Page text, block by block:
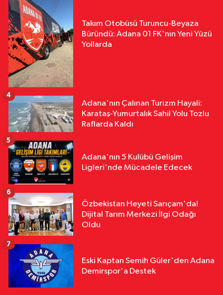
Takım Otobüsü Turuncu-Beyaza
Büründü: Adana 01 FK'nın Yeni Yüzü
Yollarda
Adana'nın Çalınan Turizm Hayali:
Karataş-Yumurtalık Sahil Yolu Tozlu
Raflarda Kaldı
4
Adana'nın 5 Kulübü Gelişim
Ligleri'nde Mücadele Edecek
5
Özbekistan Heyeti Sarıçam'da!
Dijital Tarım Merkezi İlgi Odağı
Oldu
6
Eski Kaptan Semih Güler'den Adana
Demirspor'a Destek
7